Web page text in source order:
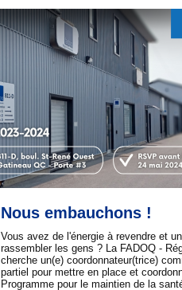
Nous embauchons !
Vous avez de l'énergie à revendre et
rassembler les gens ? La FADOQ -
cherche un(e) coordonnateur(trice)
partiel pour mettre en place et
Programme pour le maintien de la